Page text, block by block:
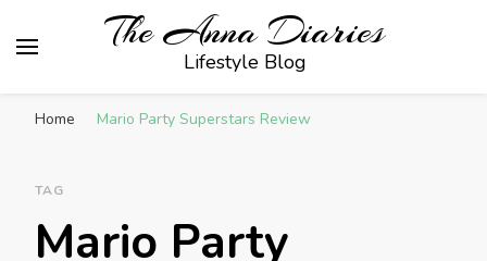
The Anna Diaries
Lifestyle Blog
Home Mario Party Superstars Review
TAG
Mario Party